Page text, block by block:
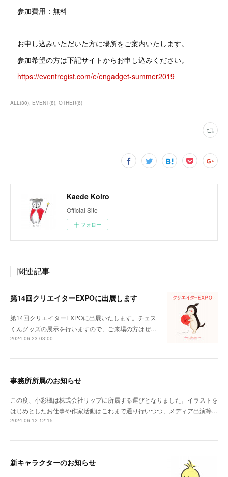
参加費用：無料
お申し込みいただいた方に場所をご案内いたします。
参加希望の方は下記サイトからお申し込みください。
https://eventregist.com/e/engadget-summer2019
ALL(30) EVENT(8) OTHER(6)
Kaede Koiro
Official Site
フォロー
関連記事
第14回クリエイターEXPOに出展します
第14回クリエイターEXPOに出展いたします。チェス
くんグッズの展示を行いますので、ご来場の方はぜ…
2024.06.23 03:00
事務所所属のお知らせ
この度、小彩楓は株式会社リップに所属する運びとなりました。イラストを
はじめとしたお仕事や作家活動はこれまで通り行いつつ、メディア出演等…
2024.06.12 12:15
新キャラクターのお知らせ